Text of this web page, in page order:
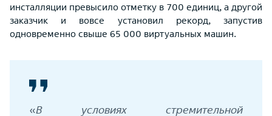
инсталляции превысило отметку в 700 единиц, а другой
заказчик и вовсе установил рекорд, запустив
одновременно свыше 65 000 виртуальных машин.
«В условиях стремительной